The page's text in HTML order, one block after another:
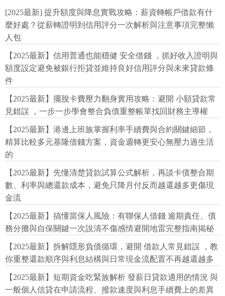
[2025最新] 提升額度與降息實戰攻略：薪資轉帳戶借款有什
麼好處？從薪轉證明到信用評分一次解析與注意事項完整懶
人包
【2025最新】信用普通也能穩健 安全借錢 ，抓好收入證明與
額度設定避免被銀行拒貸並維持良好信用評分與未來貸款條
件
【2025最新】擺脫卡費壓力翻身實用攻略：避開 小額貸款常
見錯誤 ，一步一步學會整合負債重整帳單找回財務主導權
【2025最新】港邊上班族掌握利率手續費與合約關鍵細節，
精算比較多元基隆借錢方案，資金週轉更安心無壓力過生活
的
【2025最新】先懂清楚貸款試算公式解析，再談卡債整合期
數、利率與總還款成本，避免只降月付反而越還越多更傷現
金流
【2025最新】搞懂當保人風險：有聯保人借錢 逾期責任、債
務分攤與自保關鍵一次說清不傷感情避開地雷完整指南揭秘
【2025最新】拆解隱形負債循環，避開 借款人常見錯誤 ，教
你重整還款順序與利息結構與日常現金流配置不再越還越多
【2025最新】短期資金吃緊族解析 發薪日貸款適用的情況 與
一般個人信貸在申請流程、撥款速度與利息手續費上的差異